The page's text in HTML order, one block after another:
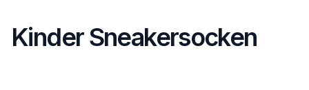
Kinder Sneakersocken